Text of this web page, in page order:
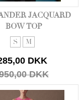
JACQUARD
BOW TOP
S M
DKK
DKK